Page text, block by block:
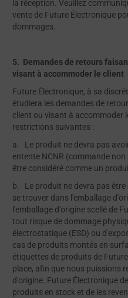
la réception. Veuillez
vente de Future Électronique
dommages.
5. Demandes de retours
visant à accommoder le client
Future Électronique, à sa
étudiera les demandes de
client ou visant à accommoder
restrictions suivantes :
a. Le produit ne devra pas
entente NCNR (commande
être considéré comme un
b. Le produit ne devra pas
se trouver dans l'emballage
l'emballage d'origine scellé de
tout risque de dommage
électrostatique (ESD) ou
cas de produits montés en
étiquettes de produits de
place, afin que nous puissions
d'origine. Future Électronique
produits en stock et de les